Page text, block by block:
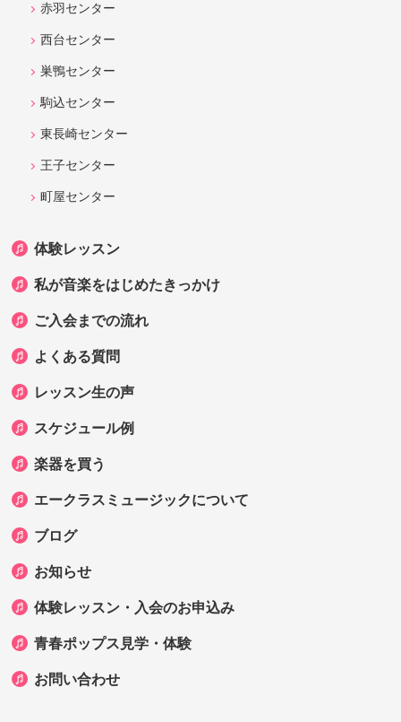
赤羽センター
西台センター
巣鴨センター
駒込センター
東長崎センター
王子センター
町屋センター
体験レッスン
私が音楽をはじめたきっかけ
ご入会までの流れ
よくある質問
レッスン生の声
スケジュール例
楽器を買う
エークラスミュージックについて
ブログ
お知らせ
体験レッスン・入会のお申込み
青春ポップス見学・体験
お問い合わせ